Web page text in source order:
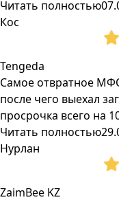
Читать полностью
Кос
Tengeda
Самое отвратное
после чего выехал
просрочка всего на
Читать полностью
Нурлан
ZaimBee KZ